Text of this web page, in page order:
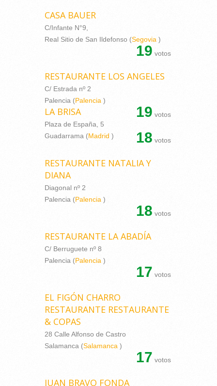
CASA BAUER
C/Infante N°9,
Real Sitio de San Ildefonso (Segovia )
19 votos
RESTAURANTE LOS ANGELES
C/ Estrada nº 2
Palencia (Palencia )
19 votos
LA BRISA
Plaza de España, 5
Guadarrama (Madrid ) 18 votos
RESTAURANTE NATALIA Y
DIANA
Diagonal nº 2
Palencia (Palencia )
18 votos
RESTAURANTE LA ABADÍA
C/ Berruguete nº 8
Palencia (Palencia )
17 votos
EL FIGÓN CHARRO
RESTAURANTE RESTAURANTE
& COPAS
28 Calle Alfonso de Castro
Salamanca (Salamanca )
17 votos
JUAN BRAVO FONDA